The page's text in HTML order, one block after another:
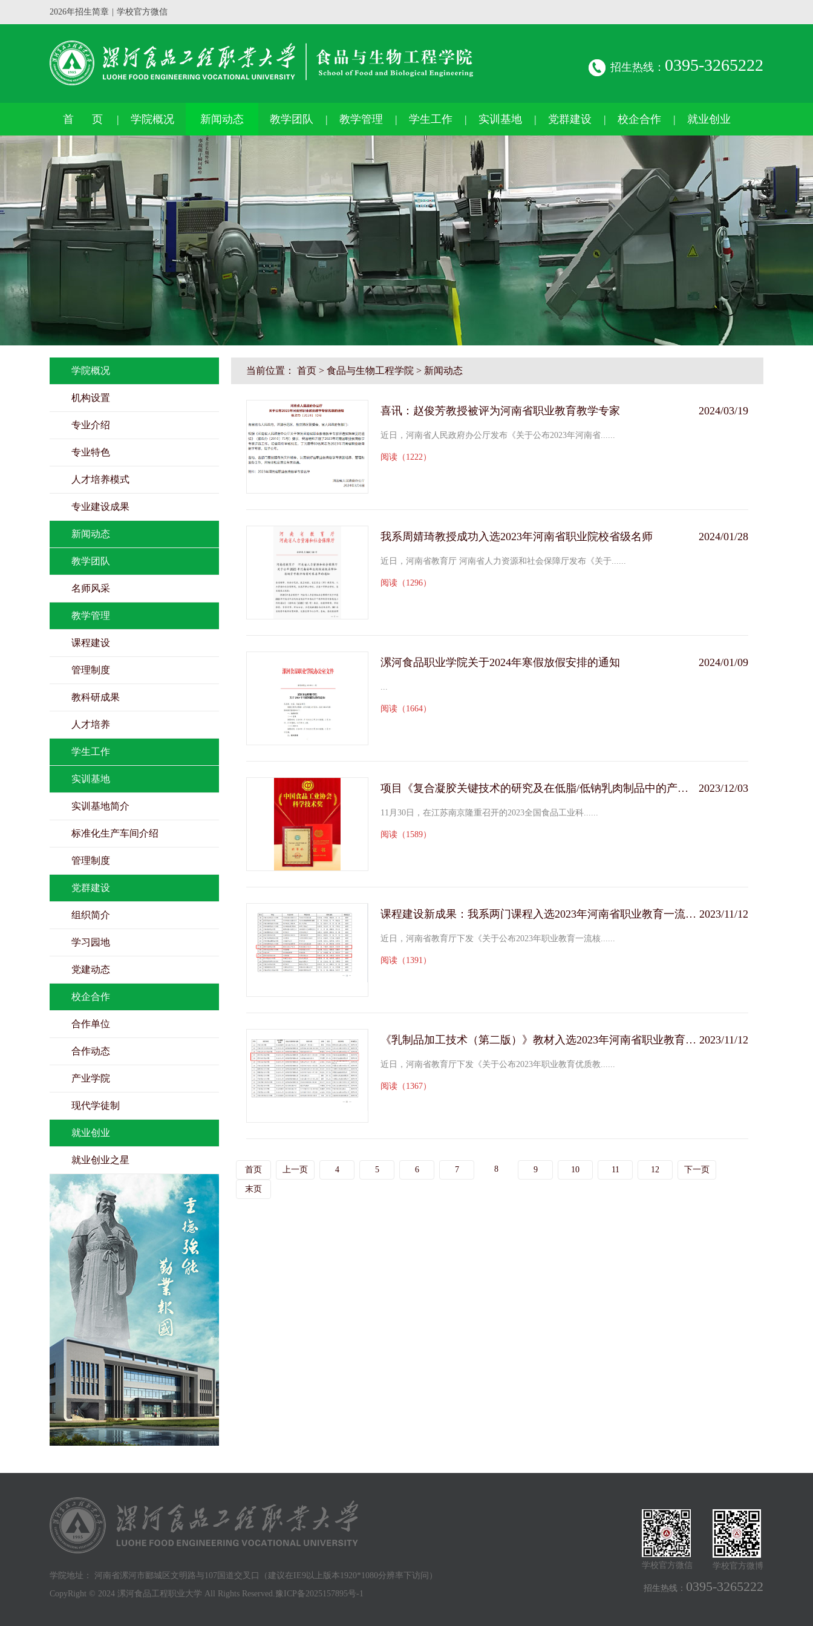
2026年招生简章 学校官方微信
招生热线： 0395-3265222
首 页 学院概况 新闻动态 教学团队 教学管理 学生工作 实训基地 党群建设 校企合作 就业创业
学院概况
机构设置
专业介绍
专业特色
人才培养模式
专业建设成果
新闻动态
教学团队
名师风采
教学管理
课程建设
管理制度
教科研成果
人才培养
学生工作
实训基地
实训基地简介
标准化生产车间介绍
管理制度
党群建设
组织简介
学习园地
党建动态
校企合作
合作单位
合作动态
产业学院
现代学徒制
就业创业
就业创业之星
当前位置： 首页 > 食品与生物工程学院 > 新闻动态
2024/03/19
喜讯：赵俊芳教授被评为河南省职业教育教学专家
近日，河南省人民政府办公厅发布《关于公布2023年河南省......
阅读（1222）
2024/01/28
我系周婧琦教授成功入选2023年河南省职业院校省级名师
近日，河南省教育厅 河南省人力资源和社会保障厅发布《关于......
阅读（1296）
2024/01/09
漯河食品职业学院关于2024年寒假放假安排的通知
...
阅读（1664）
2023/12/03
项目《复合凝胶关键技术的研究及在低脂/低钠乳肉制品中的产业化应用》获得 “中国食品工业协会科学技术奖”特等奖
11月30日，在江苏南京隆重召开的2023全国食品工业科......
阅读（1589）
2023/11/12
课程建设新成果：我系两门课程入选2023年河南省职业教育一流核心课程
近日，河南省教育厅下发《关于公布2023年职业教育一流核......
阅读（1391）
2023/11/12
《乳制品加工技术（第二版）》教材入选2023年河南省职业教育优质教材
近日，河南省教育厅下发《关于公布2023年职业教育优质教......
阅读（1367）
首页 上一页 4 5 6 7 8 9 10 11 12 下一页
末页
学院地址： 河南省漯河市郾城区文明路与107国道交叉口（建议在IE9以上版本1920*1080分辨率下访问）
CopyRight © 2024 漯河食品工程职业大学 All Rights Reserved. 豫ICP备2025157895号-1
学校官方微信 学校官方微博
招生热线： 0395-3265222